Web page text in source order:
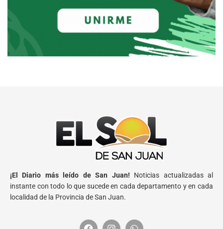
¡El Diario más leído de San Juan! Noticias actualizadas al
instante con todo lo que sucede en cada departamento y en cada
localidad de la Provincia de San Juan.